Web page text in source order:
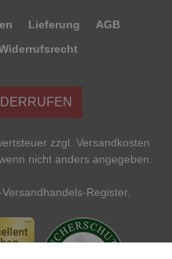
Lieferung
AGB
zzgl. Versandkosten
nicht anders angegeben.
Register.